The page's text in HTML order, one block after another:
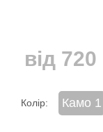
від 720
Колір: Камо 1